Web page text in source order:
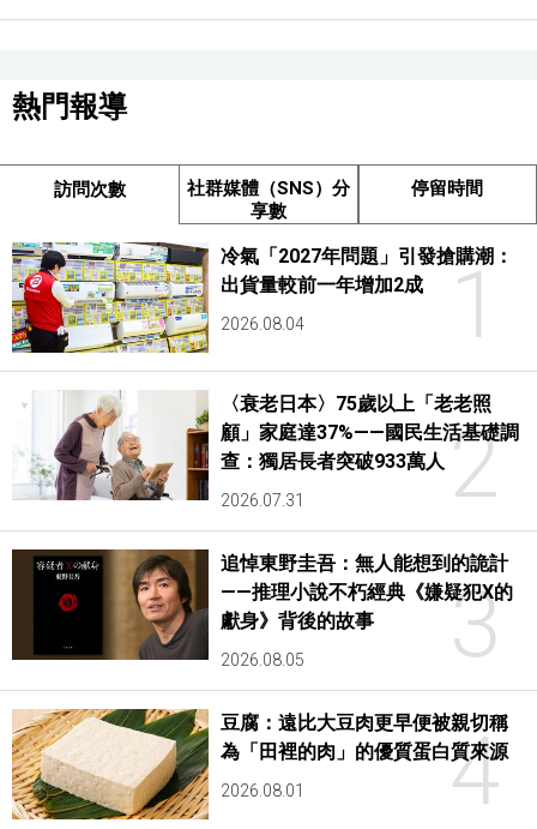
熱門報導
訪問次數
社群媒體（SNS）分
享數
停留時間
1
冷氣「2027年問題」引發搶購潮：
出貨量較前一年增加2成
2026.08.04
2
〈衰老日本〉75歲以上「老老照
顧」家庭達37%——國民生活基礎調
查：獨居長者突破933萬人
2026.07.31
3
追悼東野圭吾：無人能想到的詭計
——推理小說不朽經典《嫌疑犯X的
獻身》背後的故事
2026.08.05
4
豆腐：遠比大豆肉更早便被親切稱
為「田裡的肉」的優質蛋白質來源
2026.08.01